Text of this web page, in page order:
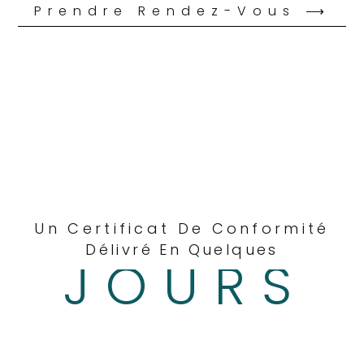
Prendre Rendez-Vous ⟶
Un Certificat De Conformité
Délivré En Quelques
JOURS